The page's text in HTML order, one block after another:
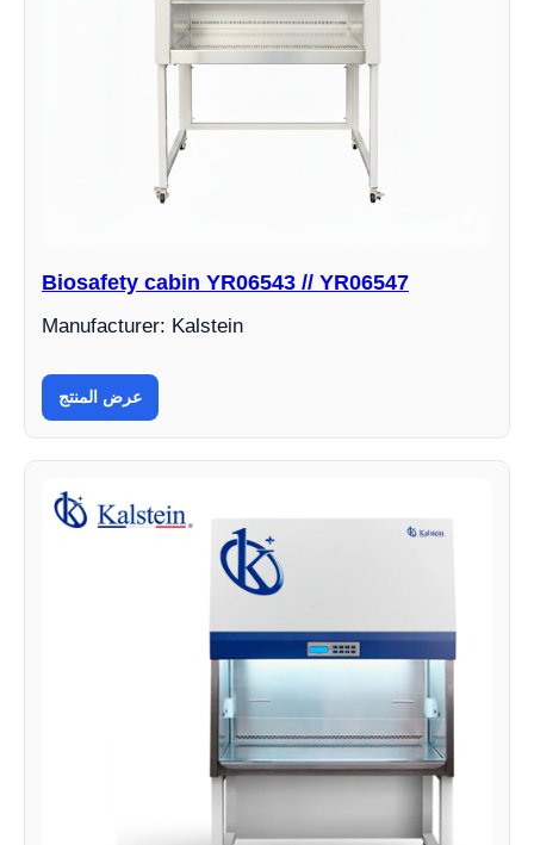
Biosafety cabin YR06543 // YR06547
Manufacturer: Kalstein
عرض المنتج